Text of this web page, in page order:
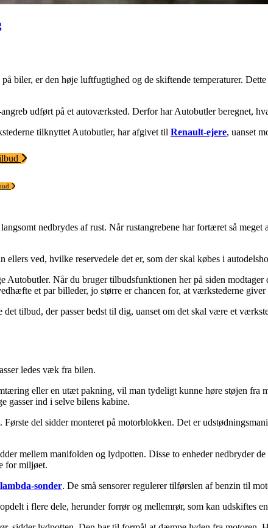
biler, er den høje luftfugtighed og de skiftende temperaturer.
udført på et autoværksted. Derfor har Autobutler beregnet,
tilknyttet Autobutler, har afgivet til Renault-ejere, uanset
nedbrydes af rust. Når rustangrebene har fortæret så
ellers ved, hvilke reservedele det er, som der skal købes i
Autobutler. Når du bruger tilbudsfunktionen her på siden
et par billeder, jo større er chancen for, at værkstederne
tilbud, der passer bedst til dig, uanset om det skal være et
ledes væk fra bilen.
eller en utæt pakning, vil man tydeligt kunne høre støjen fra
gasser ind i selve bilens kabine.
del sidder monteret på motorblokken. Det er
mellem manifolden og lydpotten. Disse to enheder nedbryder
for miljøet.
sonder. De små sensorer regulerer tilførslen af benzin til
i flere dele, herunder forrør og mellemrør, som kan udskiftes